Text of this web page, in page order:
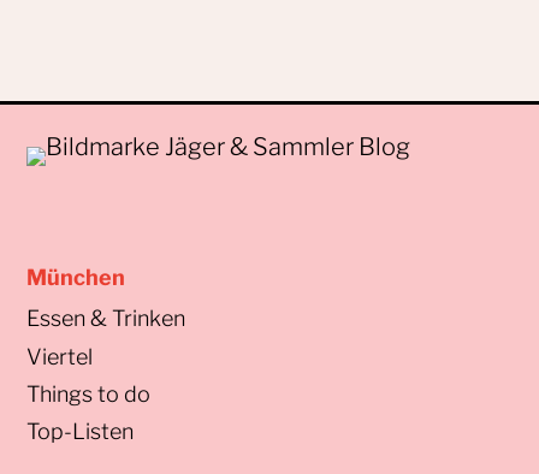
München
Essen & Trinken
Viertel
Things to do
Top-Listen